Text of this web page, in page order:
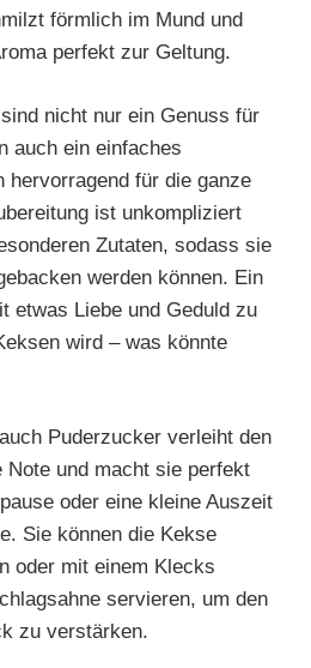
förmlich im Mund und
perfekt zur Geltung.
nicht nur ein Genuss für
auch ein einfaches
hervorragend für die ganze
ist unkompliziert
Zutaten, sodass sie
werden können. Ein
etwas Liebe und Geduld zu
wird – was könnte
Puderzucker verleiht den
Note und macht sie perfekt
oder eine kleine Auszeit
Sie können die Kekse
oder mit einem Klecks
servieren, um den
zu verstärken.